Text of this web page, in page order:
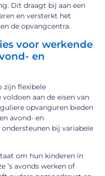
Dit draagt bij aan een
en versterkt het
de opvangcentra.
voor werkende
en
zijn flexibele
aan de eisen van
opvanguren bieden
avond- en
bij variabele
om hun kinderen in
’s avonds werken of